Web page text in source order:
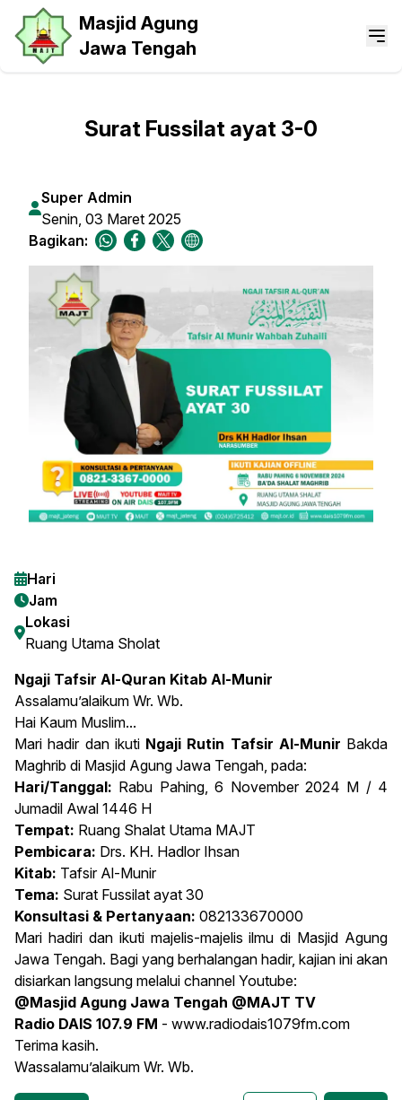
Masjid Agung
Jawa Tengah
Surat Fussilat ayat 3-0
Super Admin
Senin, 03 Maret 2025
Bagikan:
Hari
Jam
Lokasi
Ruang Utama Sholat
Ngaji Tafsir Al-Quran Kitab Al-Munir
Assalamu’alaikum Wr. Wb.
Hai Kaum Muslim...
Mari hadir dan ikuti Ngaji Rutin Tafsir Al-Munir Bakda
Maghrib di Masjid Agung Jawa Tengah, pada:
Hari/Tanggal: Rabu Pahing, 6 November 2024 M / 4
Jumadil Awal 1446 H
Tempat: Ruang Shalat Utama MAJT
Pembicara: Drs. KH. Hadlor Ihsan
Kitab: Tafsir Al-Munir
Tema: Surat Fussilat ayat 30
Konsultasi & Pertanyaan: 082133670000
Mari hadiri dan ikuti majelis-majelis ilmu di Masjid Agung
Jawa Tengah. Bagi yang berhalangan hadir, kajian ini akan
disiarkan langsung melalui channel Youtube:
@Masjid Agung Jawa Tengah @MAJT TV
Radio DAIS 107.9 FM - www.radiodais1079fm.com
Terima kasih.
Wassalamu’alaikum Wr. Wb.